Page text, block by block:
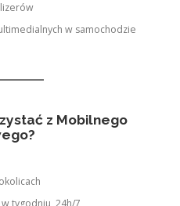
w samochodzie
z Mobilnego